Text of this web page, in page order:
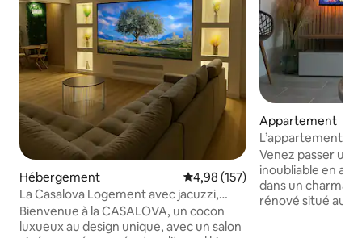
Hébergement Évaluation moyenne sur la
4,98 (157)
La Casalova Logement avec jacuzzi,
grand écran
Bienvenue à la CASALOVA, un cocon
luxueux au design unique, avec un salon
Appartement
L’appartement
expo)
Venez passer
inoubliable en
dans un
rénové situé au